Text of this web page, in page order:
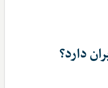
دارد؟